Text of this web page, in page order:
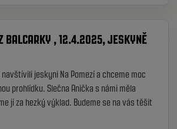
BALCARKY , 12.4.2025, JESKYNĚ
jeskyni Na Pomezí a chceme moc
prohlídku. Slečna Anička s námi měla
jí za hezký výklad. Budeme se na vás těšit